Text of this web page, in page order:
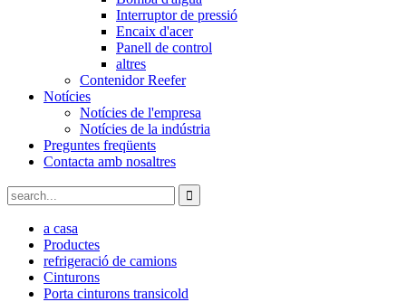
Interruptor de pressió
Encaix d'acer
Panell de control
altres
Contenidor Reefer
Notícies
Notícies de l'empresa
Notícies de la indústria
Preguntes freqüents
Contacta amb nosaltres
a casa
Productes
refrigeració de camions
Cinturons
Porta cinturons transicold